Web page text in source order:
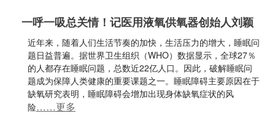
一呼一吸总关情！记医用液氧供氧器创始人刘颖
近年来，随着人们生活节奏的加快，生活压力的增大，睡眠问
题日益普遍。据世界卫生组织（WHO）数据显示，全球27％
的人都存在睡眠问题，总数近22亿人口。因此，破解睡眠问
题成为保障人类健康的重要课题之一。睡眠障碍主要原因在于
缺氧研究表明，睡眠障碍会增加出现身体缺氧症状的风
险……更多